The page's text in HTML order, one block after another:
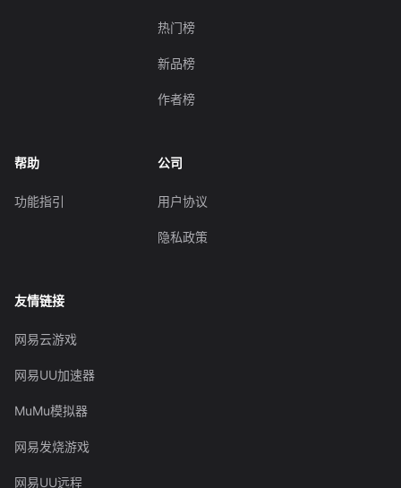
热门榜
新品榜
作者榜
帮助
功能指引
公司
用户协议
隐私政策
友情链接
网易云游戏
网易UU加速器
MuMu模拟器
网易发烧游戏
网易UU远程